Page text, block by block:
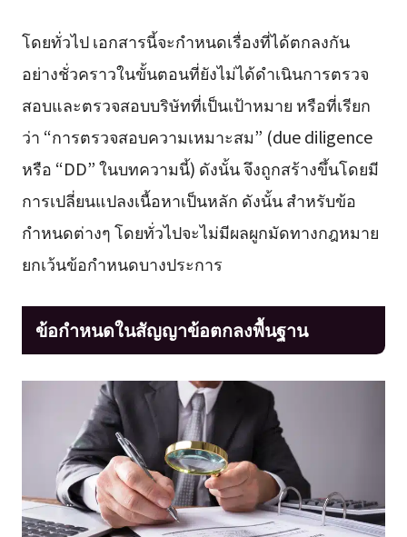
โดยทั่วไป เอกสารนี้จะกำหนดเรื่องที่ได้ตกลงกัน
อย่างชั่วคราวในขั้นตอนที่ยังไม่ได้ดำเนินการตรวจ
สอบและตรวจสอบบริษัทที่เป็นเป้าหมาย หรือที่เรียก
ว่า “การตรวจสอบความเหมาะสม” (due diligence
หรือ “DD” ในบทความนี้) ดังนั้น จึงถูกสร้างขึ้นโดยมี
การเปลี่ยนแปลงเนื้อหาเป็นหลัก ดังนั้น สำหรับข้อ
กำหนดต่างๆ โดยทั่วไปจะไม่มีผลผูกมัดทางกฎหมาย
ยกเว้นข้อกำหนดบางประการ
ข้อกำหนดในสัญญาข้อตกลงพื้นฐาน